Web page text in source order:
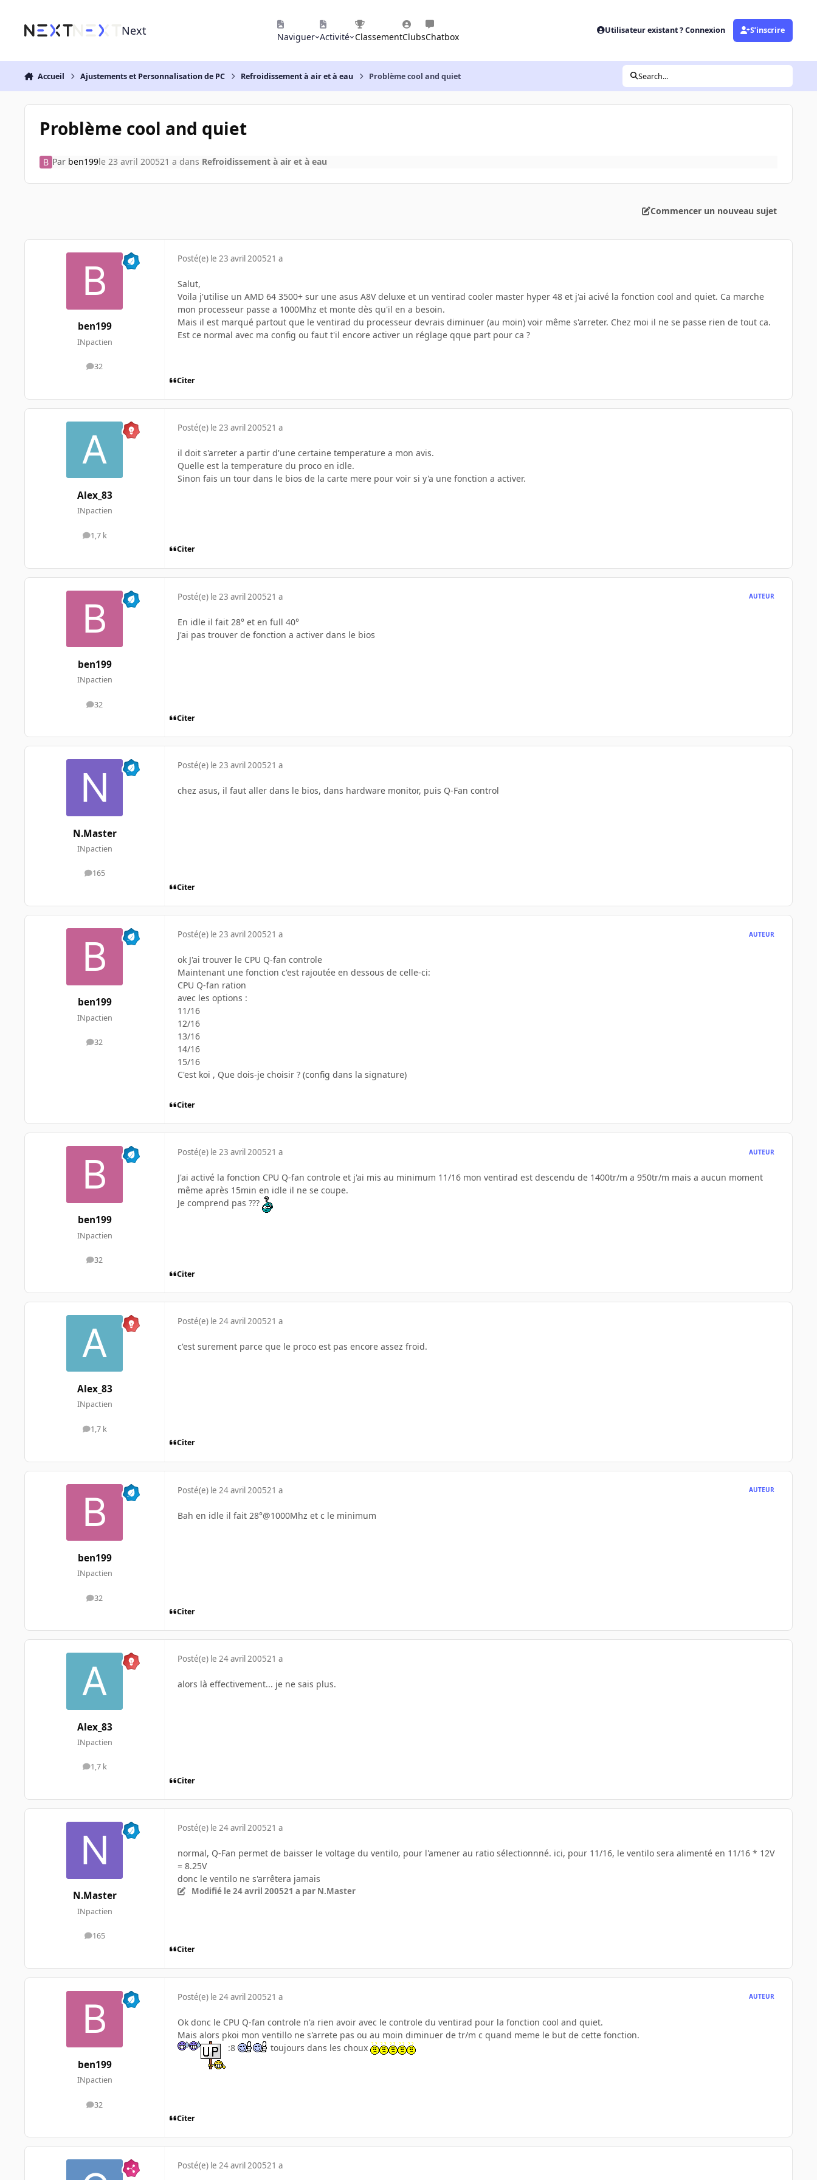
Next Naviguer Activité ClassementClubsChatbox
Utilisateur existant ? Connexion S’inscrire
Accueil Ajustements et Personnalisation de PC Refroidissement à air et à eau Problème cool and quiet Search...
Problème cool and quiet
Par ben199le 23 avril 200521 a dans Refroidissement à air et à eau
Commencer un nouveau sujet
ben199
INpactien
32
messages
Posté(e) le 23 avril 200521 a
Salut,
Voila j'utilise un AMD 64 3500+ sur une asus A8V deluxe et un ventirad cooler master hyper 48 et j'ai acivé la fonction cool and quiet. Ca marche
mon processeur passe a 1000Mhz et monte dès qu'il en a besoin.
Mais il est marqué partout que le ventirad du processeur devrais diminuer (au moin) voir même s'arreter. Chez moi il ne se passe rien de tout ca.
Est ce normal avec ma config ou faut t'il encore activer un réglage qque part pour ca ?
Citer
Alex_83
INpactien
1,7 k
messages
Posté(e) le 23 avril 200521 a
il doit s'arreter a partir d'une certaine temperature a mon avis.
Quelle est la temperature du proco en idle.
Sinon fais un tour dans le bios de la carte mere pour voir si y'a une fonction a activer.
Citer
ben199
INpactien
32
messages
Posté(e) le 23 avril 200521 a AUTEUR
En idle il fait 28° et en full 40°
J'ai pas trouver de fonction a activer dans le bios
Citer
N.Master
INpactien
165
messages
Posté(e) le 23 avril 200521 a
chez asus, il faut aller dans le bios, dans hardware monitor, puis Q-Fan control
Citer
ben199
INpactien
32
messages
Posté(e) le 23 avril 200521 a AUTEUR
ok J'ai trouver le CPU Q-fan controle
Maintenant une fonction c'est rajoutée en dessous de celle-ci:
CPU Q-fan ration
avec les options :
11/16
12/16
13/16
14/16
15/16
C'est koi , Que dois-je choisir ? (config dans la signature)
Citer
ben199
INpactien
32
messages
Posté(e) le 23 avril 200521 a AUTEUR
J'ai activé la fonction CPU Q-fan controle et j'ai mis au minimum 11/16 mon ventirad est descendu de 1400tr/m a 950tr/m mais a aucun moment
même après 15min en idle il ne se coupe.
Je comprend pas ???
Citer
Alex_83
INpactien
1,7 k
messages
Posté(e) le 24 avril 200521 a
c'est surement parce que le proco est pas encore assez froid.
Citer
ben199
INpactien
32
messages
Posté(e) le 24 avril 200521 a AUTEUR
Bah en idle il fait 28°@1000Mhz et c le minimum
Citer
Alex_83
INpactien
1,7 k
messages
Posté(e) le 24 avril 200521 a
alors là effectivement... je ne sais plus.
Citer
N.Master
INpactien
165
messages
Posté(e) le 24 avril 200521 a
normal, Q-Fan permet de baisser le voltage du ventilo, pour l'amener au ratio sélectionnné. ici, pour 11/16, le ventilo sera alimenté en 11/16 * 12V
= 8.25V
donc le ventilo ne s'arrêtera jamais
Modifié le 24 avril 200521 a par N.Master
Citer
ben199
INpactien
32
messages
Posté(e) le 24 avril 200521 a AUTEUR
Ok donc le CPU Q-fan controle n'a rien avoir avec le controle du ventirad pour la fonction cool and quiet.
Mais alors pkoi mon ventillo ne s'arrete pas ou au moin diminuer de tr/m c quand meme le but de cette fonction.
:8
toujours dans les choux
Citer
Posté(e) le 24 avril 200521 a